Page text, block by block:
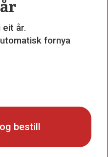
eit år.
fornya
bestill